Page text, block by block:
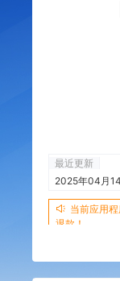
最近更新
2025年04月
当前应用
退款！